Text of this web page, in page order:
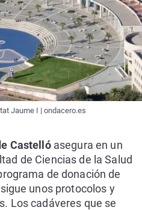
Jaume I | ondacero.es
Castellóasegura en un
de Ciencias de la Salud
de donación de
unos protocolos y
Los cadáveres que se